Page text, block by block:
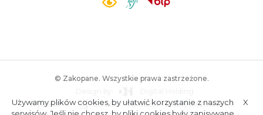
© Zakopane. Wszystkie prawa zastrzeżone.
Wykonanie:
ESC SA - Aplikacje i strony internetowe
Używamy plików cookies, by ułatwić korzystanie z naszych
X